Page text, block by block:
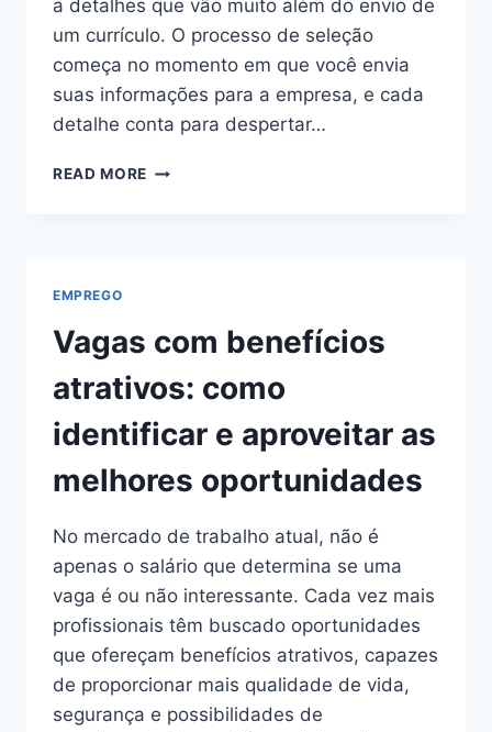
a detalhes que vão muito além do envio de
um currículo. O processo de seleção
começa no momento em que você envia
suas informações para a empresa, e cada
detalhe conta para despertar…
READ MORE COMO
AUMENTAR
SUAS
EMPREGO
Vagas com benefícios
atrativos: como
identificar e aproveitar as
melhores oportunidades
No mercado de trabalho atual, não é
apenas o salário que determina se uma
vaga é ou não interessante. Cada vez mais
profissionais têm buscado oportunidades
que ofereçam benefícios atrativos, capazes
de proporcionar mais qualidade de vida,
segurança e possibilidades de